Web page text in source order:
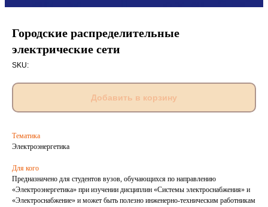
Городские распределительные
электрические сети
SKU:
Добавить в корзину
Тематика
Электроэнергетика
Для кого
Предназначено для студентов вузов, обучающихся по направлению
«Электроэнергетика» при изучении дисциплин «Системы электроснабжения» и
«Электроснабжение» и может быть полезно инженерно-техническим работникам